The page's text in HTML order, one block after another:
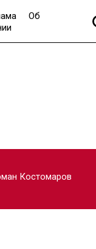
Об
Костомаров